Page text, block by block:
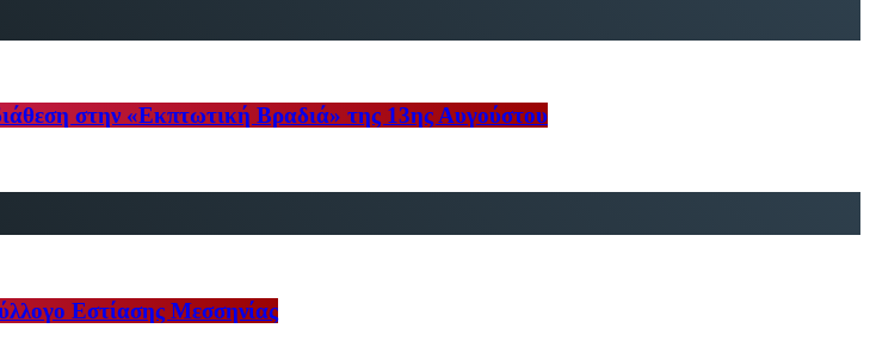
στην «Εκπτωτική Βραδιά» της 13ης Αυγούστου
Εστίασης Μεσσηνίας